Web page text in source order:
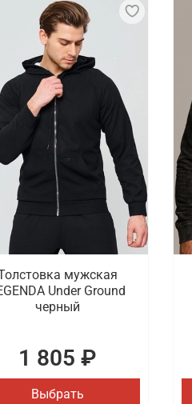
мужская
Under Ground
черный
1 805 ₽
Выбрать